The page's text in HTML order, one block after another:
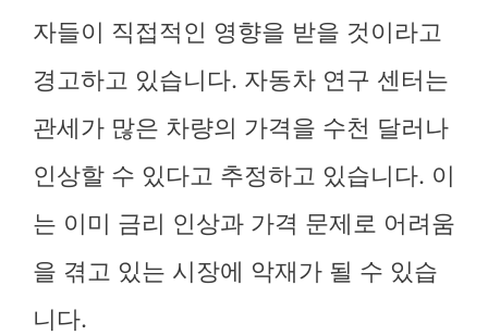
자들이 직접적인 영향을 받을 것이라고
경고하고 있습니다. 자동차 연구 센터는
관세가 많은 차량의 가격을 수천 달러나
인상할 수 있다고 추정하고 있습니다. 이
는 이미 금리 인상과 가격 문제로 어려움
을 겪고 있는 시장에 악재가 될 수 있습
니다.